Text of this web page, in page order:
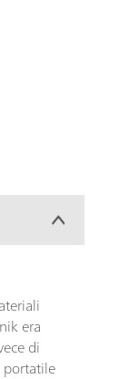
era
di
portatile